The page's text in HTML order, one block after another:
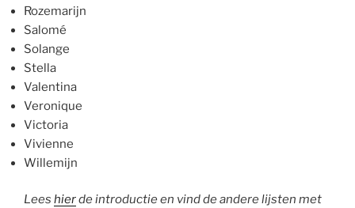
Rozemarijn
Salomé
Solange
Stella
Valentina
Veronique
Victoria
Vivienne
Willemijn
Lees hierde introductie en vind de andere lijsten met